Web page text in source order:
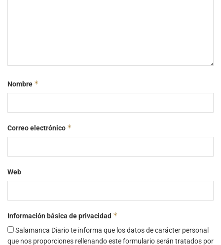
Nombre *
Correo electrónico *
Web
Información básica de privacidad *
Salamanca Diario te informa que los datos de carácter personal
que nos proporciones rellenando este formulario serán tratados por